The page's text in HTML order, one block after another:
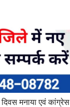
दिवस मनाया एवं कांग्रेस